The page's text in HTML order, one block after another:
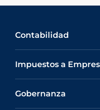
Contabilidad
Impuestos a
Gobernanza